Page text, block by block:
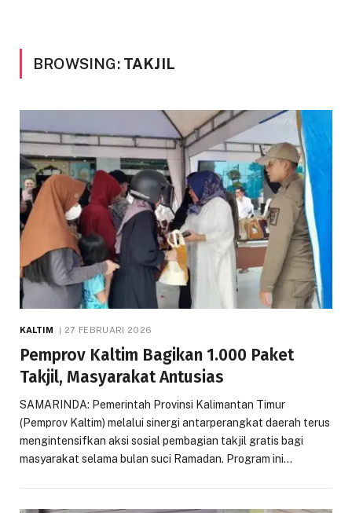
BROWSING: TAKJIL
KALTIM 27 FEBRUARI 2026
Pemprov Kaltim Bagikan 1.000 Paket
Takjil, Masyarakat Antusias
SAMARINDA: Pemerintah Provinsi Kalimantan Timur
(Pemprov Kaltim) melalui sinergi antarperangkat daerah terus
mengintensifkan aksi sosial pembagian takjil gratis bagi
masyarakat selama bulan suci Ramadan. Program ini…